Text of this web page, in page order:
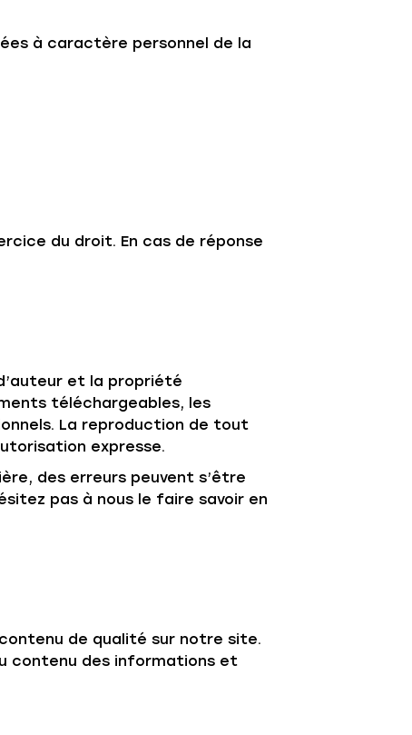
à caractère personnel de la
du droit. En cas de réponse
et la propriété
téléchargeables, les
La reproduction de tout
expresse.
des erreurs peuvent s’être
pas à nous le faire savoir en
de qualité sur notre site.
contenu des informations et